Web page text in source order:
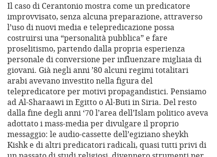
Il caso di Cerantonio mostra come un predicatore
improvvisato, senza alcuna preparazione, attraverso
l’uso di nuovi media e telepredicazione possa
costruirsi una “personalità pubblica” e fare
proselitismo, partendo dalla propria esperienza
personale di conversione per influenzare migliaia di
giovani. Già negli anni ’80 alcuni regimi totalitari
arabi avevano investito nella figura del
telepredicatore per motivi propagandistici. Pensiamo
ad Al-Sharaawi in Egitto o Al-Buti in Siria. Del resto
dalla fine degli anni ‘70 l’area dell’Islam politico aveva
adottato i mass-media per divulgare il proprio
messaggio: le audio-cassette dell’egiziano sheykh
Kishk e di altri predicatori radicali, quasi tutti privi di